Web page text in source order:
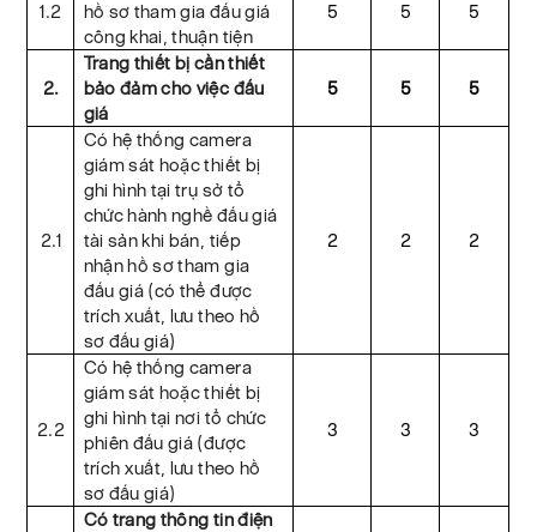
1.2
hồ sơ tham gia đấu giá
công khai, thuận tiện
5 5 5
2.
Trang thiết bị cần thiết
bảo đảm cho việc đấu
giá
5 5 5
2.1
Có hệ thống camera
giám sát hoặc thiết bị
ghi hình tại trụ sở tổ
chức hành nghề đấu giá
tài sản khi bán, tiếp
nhận hồ sơ tham gia
đấu giá (có thể được
trích xuất, lưu theo hồ
sơ đấu giá)
2 2 2
2.2
Có hệ thống camera
giám sát hoặc thiết bị
ghi hình tại nơi tổ chức
phiên đấu giá (được
trích xuất, lưu theo hồ
sơ đấu giá)
3 3 3
Có trang thông tin điện